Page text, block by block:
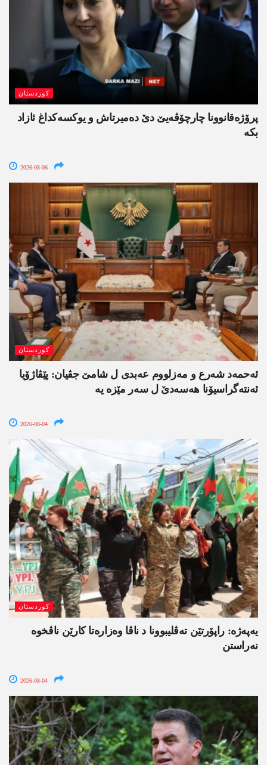
کوردستان
پرۆژەقانوونا چارچۆڤەیێ دێ دەمیرتاش و یوکسەکداغ ئازاد
بکە
2026-08-06
کوردستان
ئەحمەد شەرع و مەزلووم عەبدی ل شامێ جڤیان: پێڤاژۆیا
ئەنتەگراسیۆنا ھەسەدێ ل سەر مێزە یە
2026-08-04
کوردستان
یەپەژە: راپۆرتێن تەڤلیبوونا د ناڤا وەزارەتا کارێن ناڤخوە
نەراستن
2026-08-04